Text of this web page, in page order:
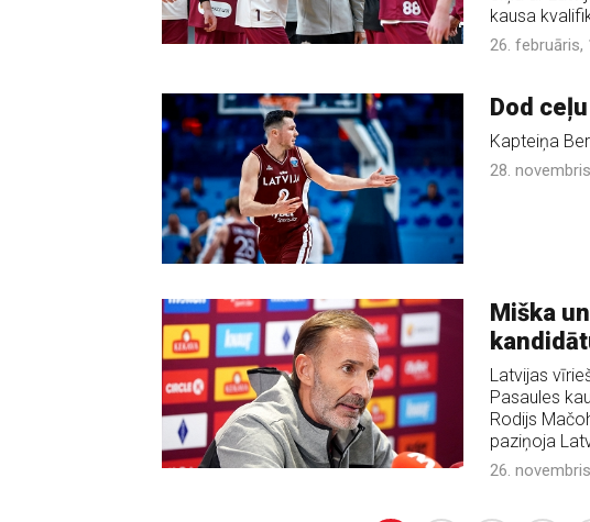
kausa
26. februāris,
Dod
Kapteiņa
28.
Miška
Latvijas
Pasaules
Rodijs
paziņoja
26.